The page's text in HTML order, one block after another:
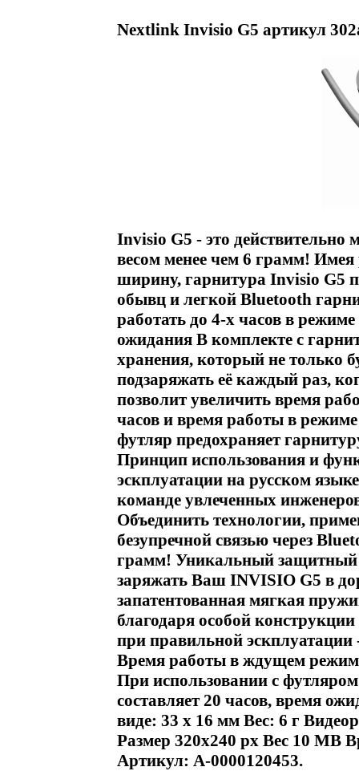
Nextlink Invisio G5 артикул
Invisio G5 - это действительно
весом менее чем 6 грамм! Имея
ширину, гарнитура Invisio G5
обывц и легкой Bluetooth
работать до 4-х часов в
ожидания В комплекте с
хранения, который не только
подзаряжать её каждый раз,
позволит увеличить время
часов и время работы в
футляр предохраняет
Принцип использования и
эскплуатации на русском
команде увлеченных
Объединить технологии,
безупречной связью через
грамм! Уникальный защитный
заряжать Ваш INVISIO G5 в
запатентованная мягкая
благодаря особой
при правильной эскплуатации
Время работы в ждущем
При использовании с
составляет 20 часов, время
виде: 33 x 16 мм Вес: 6 г
Размер 320x240 px Вес 10 MB
Артикул: А-0000120453.